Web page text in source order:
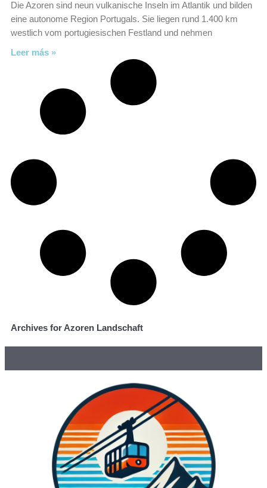
Die Azoren sind neun vulkanische Inseln im Atlantik und bilden
eine autonome Region Portugals. Sie liegen rund 1.400 km
westlich vom portugiesischen Festland und nehmen
Leer más »
Archives for Azoren Landschaft